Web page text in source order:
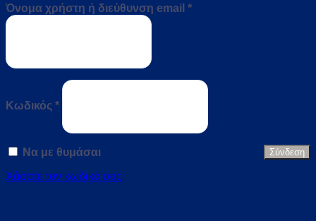
Όνομα χρήστη ή διεύθυνση email *Απαιτείται
Κωδικός *
Απαιτείται
Να με θυμάσαι Σύνδεση
Χάσατε τον κωδικό σας;